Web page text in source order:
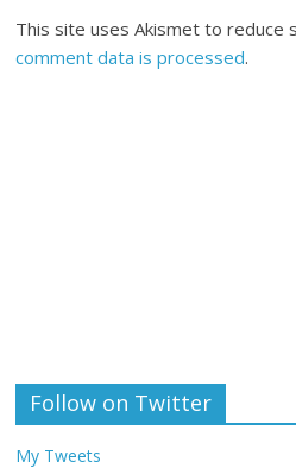
This site uses Akismet to reduce
comment data is processed.
Follow on Twitter
My Tweets